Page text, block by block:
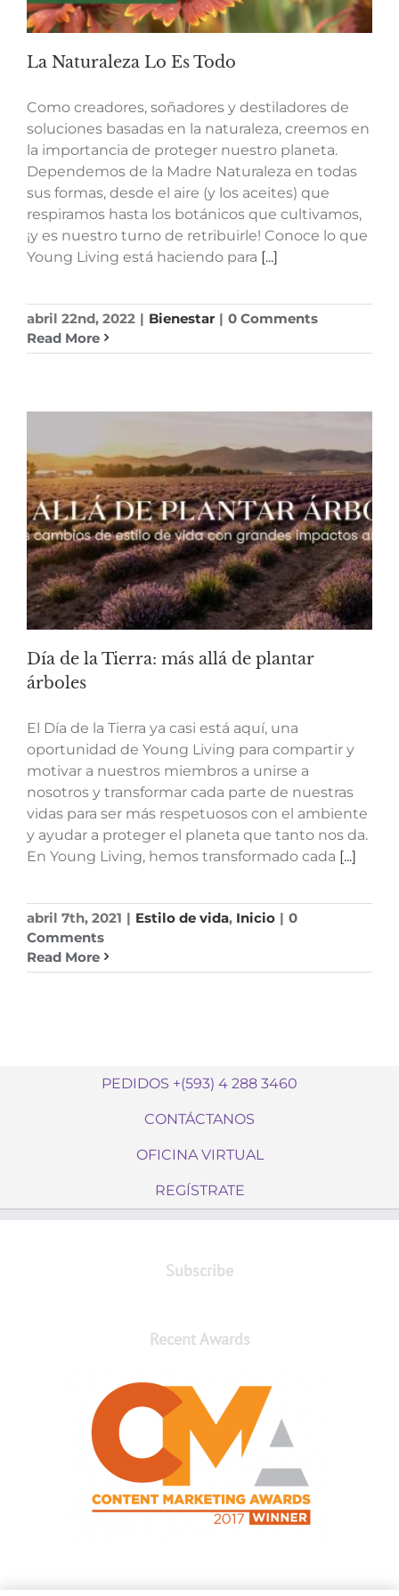
La Naturaleza Lo Es Todo
Como creadores, soñadores y destiladores de
soluciones basadas en la naturaleza, creemos en
la importancia de proteger nuestro planeta.
Dependemos de la Madre Naturaleza en todas
sus formas, desde el aire (y los aceites) que
respiramos hasta los botánicos que cultivamos,
¡y es nuestro turno de retribuirle! Conoce lo que
Young Living está haciendo para [...]
abril 22nd, 2022 | Bienestar | 0 Comments
Read More
Día de la Tierra: más allá de plantar
árboles
El Día de la Tierra ya casi está aquí, una
oportunidad de Young Living para compartir y
motivar a nuestros miembros a unirse a
nosotros y transformar cada parte de nuestras
vidas para ser más respetuosos con el ambiente
y ayudar a proteger el planeta que tanto nos da.
En Young Living, hemos transformado cada [...]
abril 7th, 2021 | Estilo de vida, Inicio | 0
Comments
Read More
PEDIDOS +(593) 4 288 3460
CONTÁCTANOS
OFICINA VIRTUAL
REGÍSTRATE
Subscribe
Recent Awards